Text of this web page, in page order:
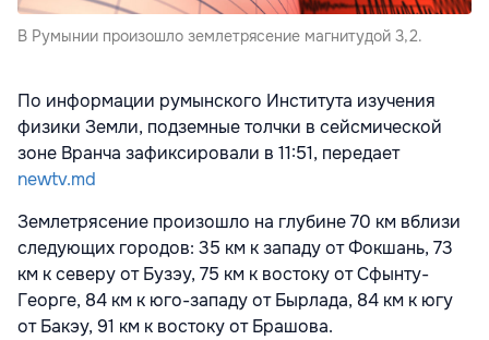
В Румынии произошло землетрясение магнитудой 3,2.
По информации румынского Института изучения
физики Земли, подземные толчки в сейсмической
зоне Вранча зафиксировали в 11:51, передает
newtv.md
Землетрясение произошло на глубине 70 км вблизи
следующих городов: 35 км к западу от Фокшань, 73
км к северу от Бузэу, 75 км к востоку от Сфынту-
Георге, 84 км к юго-западу от Бырлада, 84 км к югу
от Бакэу, 91 км к востоку от Брашова.